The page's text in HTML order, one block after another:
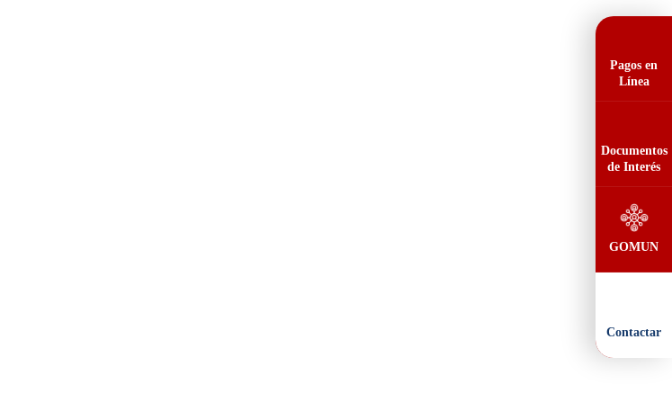
Pagos en
Línea
Documentos
de Interés
GOMUN
Contactar